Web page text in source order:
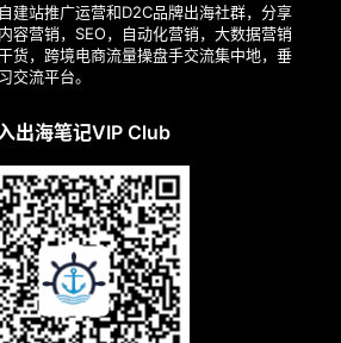
建站推广运营和D2C品牌出海社群，分享
容营销，SEO，自动化营销，大数据营销
货，跨境电商流量操盘手交流集中地，垂
交流平台。
出海笔记VIP Club